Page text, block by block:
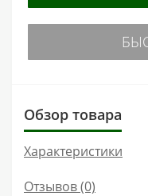
Обзор товара
Характеристики
Отзывов (0)